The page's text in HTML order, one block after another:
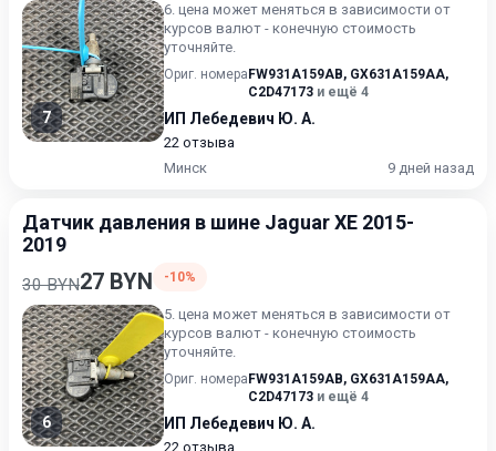
7
6. цена может меняться в зависимости от
курсов валют - конечную стоимость
уточняйте.
Ориг. номера FW931A159AB, GX631A159AA,
C2D47173 и ещё 4
ИП Лебедевич Ю. А.
22 отзыва
Минск
9 дней назад
Датчик давления в шине Jaguar XE 2015-
2019
30 BYN27 BYN -10%
6
5. цена может меняться в зависимости от
курсов валют - конечную стоимость
уточняйте.
Ориг. номера FW931A159AB, GX631A159AA,
C2D47173 и ещё 4
ИП Лебедевич Ю. А.
22 отзыва